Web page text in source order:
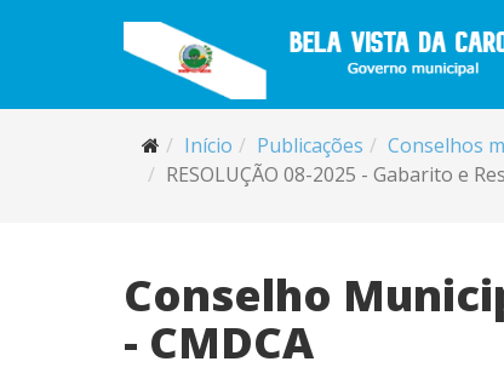
Início Publicações Conselhos
RESOLUÇÃO 08-2025 - Gabarito e
Conselho
- CMDCA